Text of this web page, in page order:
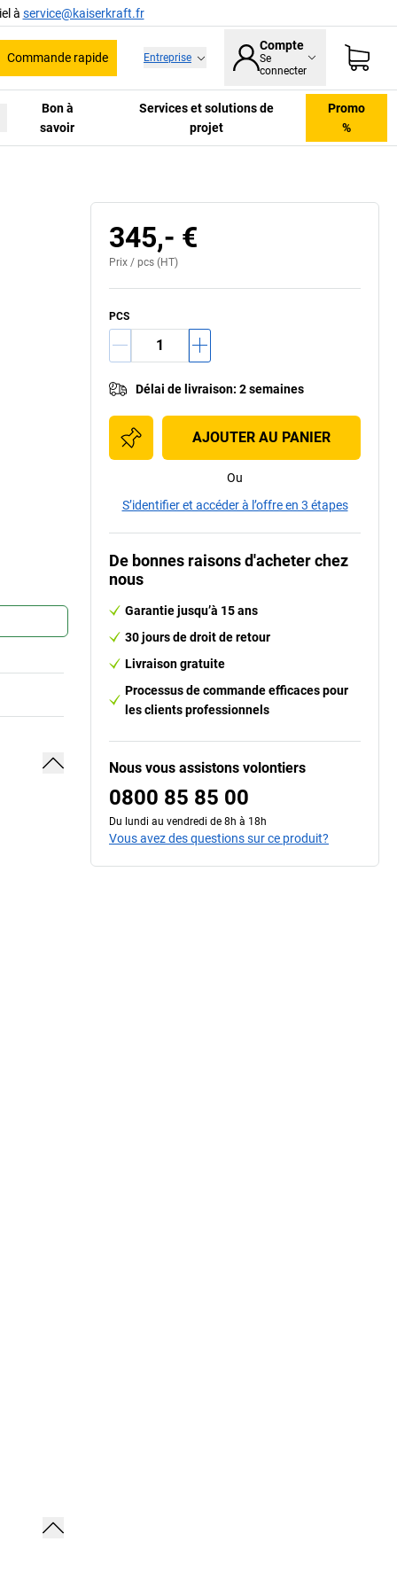
à service@kaiserkraft.fr
Commande rapide Entreprise
Compte
Se
connecter
Bon à
savoir
Services et solutions de
projet
Promo
%
345,- €
Prix / pcs (HT)
PCS
Délai de livraison: 2 semaines
AJOUTER AU PANIER
Ou
S’identifier et accéder à l’offre en 3 étapes
De bonnes raisons d'acheter chez
nous
Garantie jusqu’à 15 ans
30 jours de droit de retour
Livraison gratuite
Processus de commande efficaces pour
les clients professionnels
Nous vous assistons volontiers
0800 85 85 00
Du lundi au vendredi de 8h à 18h
Vous avez des questions sur ce produit?